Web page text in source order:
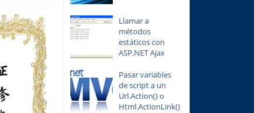
Llamar a
métodos
estáticos con
ASP.NET Ajax
Pasar variables
de script a un
Url.Action() o
Html.ActionLink()